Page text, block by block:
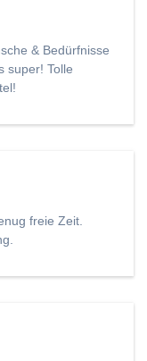
& Bedürfnisse
super! Tolle
freie Zeit.